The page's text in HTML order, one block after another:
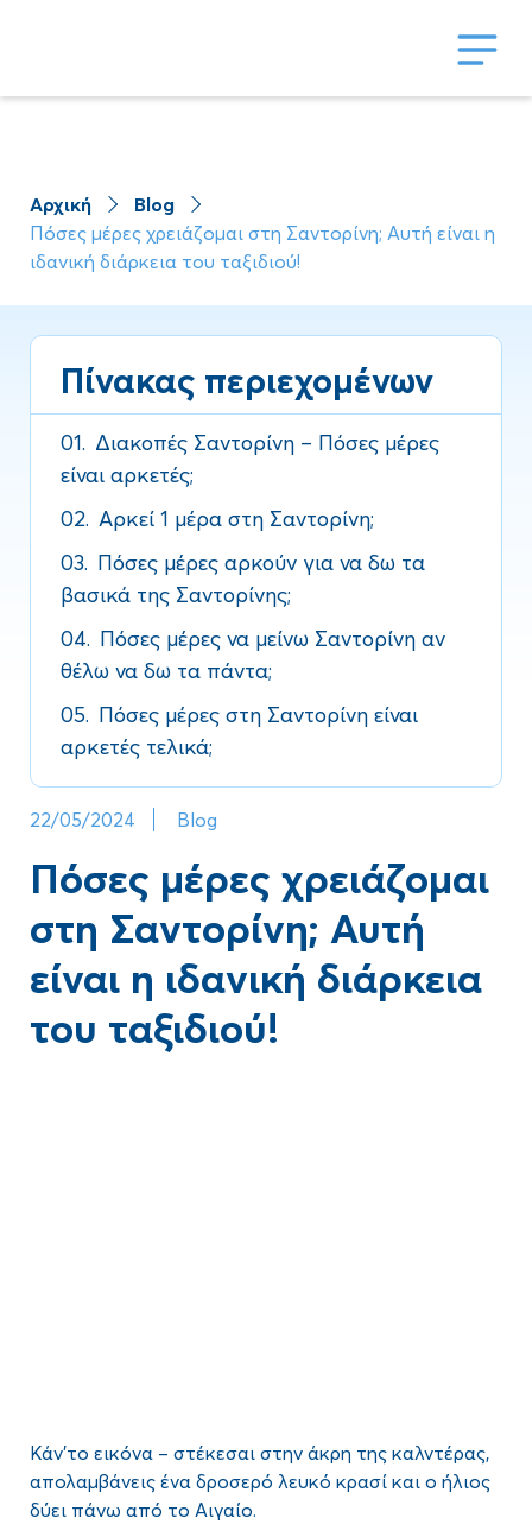
Αρχική
Blog
Πόσες μέρες χρειάζομαι στη Σαντορίνη; Αυτή είναι η
ιδανική διάρκεια του ταξιδιού!
Πόσες μέρες χρειάζομαι
στη Σαντορίνη; Αυτή
είναι η ιδανική διάρκεια
του ταξιδιού!
22/05/2024 Blog
Κάν’το εικόνα – στέκεσαι στην άκρη της καλντέρας,
απολαμβάνεις ένα δροσερό λευκό κρασί και ο ήλιος
δύει πάνω από το Αιγαίο.
Πίνακας περιεχομένων
01. Διακοπές Σαντορίνη – Πόσες μέρες
είναι αρκετές;
02. Αρκεί 1 μέρα στη Σαντορίνη;
03. Πόσες μέρες αρκούν για να δω τα
βασικά της Σαντορίνης;
04. Πόσες μέρες να μείνω Σαντορίνη αν
θέλω να δω τα πάντα;
05. Πόσες μέρες στη Σαντορίνη είναι
αρκετές τελικά;